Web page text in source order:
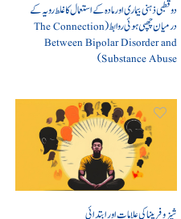
دو قطبی ذہنی بیماری اور مادہ کے استعمال کا غلط رویہ کے
درمیان چھپی ہوئی روابط (The Connection
Between Bipolar Disorder and
Substance Abuse)
شیزوفرینیا کی علامات اور ابتدائی